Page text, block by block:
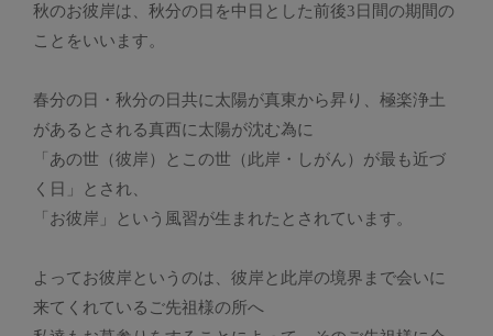
秋のお彼岸は、秋分の日を中日とした前後3日間の期間の
ことをいいます。
春分の日・秋分の日共に太陽が真東から昇り、極楽浄土
があるとされる真西に太陽が沈む為に
「あの世（彼岸）とこの世（此岸・しがん）が最も近づ
く日」とされ、
「お彼岸」という風習が生まれたとされています。
よってお彼岸というのは、彼岸と此岸の境界まで会いに
来てくれているご先祖様の所へ